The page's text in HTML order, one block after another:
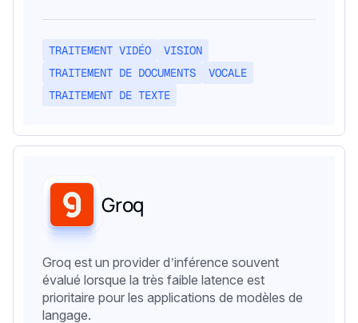
TRAITEMENT VIDÉO
VISION
TRAITEMENT DE DOCUMENTS
VOCALE
TRAITEMENT DE TEXTE
Groq
Groq est un provider d’inférence souvent
évalué lorsque la très faible latence est
prioritaire pour les applications de modèles de
langage.